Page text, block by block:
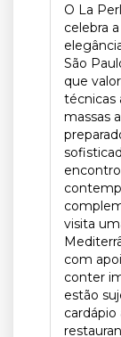
O La
celebra
São
que
técnicas
massas
visita
com
conter
estão